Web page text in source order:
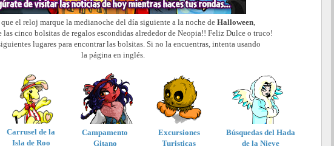
el reloj marque la medianoche del día siguiente a la noche de Halloween,
las cinco bolsitas de regalos escondidas alrededor de Neopia!! Feliz Dulce o truco!
lugares para encontrar las bolsitas. Si no la encuentras, intenta usando
la página en inglés.
Carrusel de la
Isla de Roo
Campamento
Gitano
Excursiones
Turisticas
Búsquedas del Hada
de la Nieve